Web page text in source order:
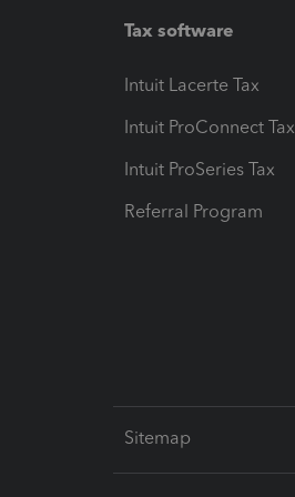
Tax software
Intuit Lacerte Tax
Intuit ProConnect Tax
Intuit ProSeries Tax
Referral Program
Sitemap